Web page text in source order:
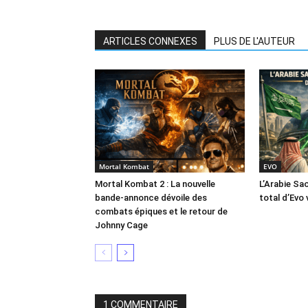
ARTICLES CONNEXES PLUS DE L'AUTEUR
Mortal Kombat
Mortal Kombat 2 : La nouvelle
bande-annonce dévoile des
combats épiques et le retour de
Johnny Cage
EVO
L’Arabie
total d’Evo
1 COMMENTAIRE